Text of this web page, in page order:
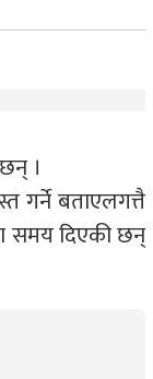
।
गर्ने बताएलगत्तै
समय दिएकी छन्